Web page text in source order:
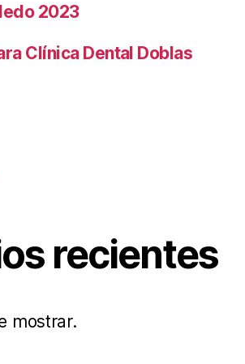
2023
Clínica Dental Doblas
recientes
mostrar.